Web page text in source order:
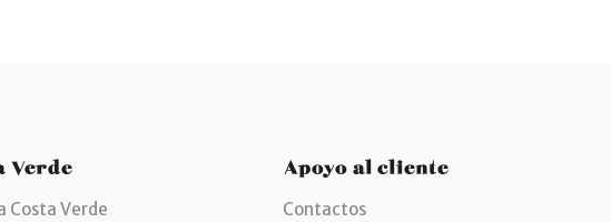
Verde
Costa Verde
Apoyo al cliente
Contactos